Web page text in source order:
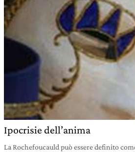
Ipocrisie dell’anima
La Rochefoucauld può essere definito